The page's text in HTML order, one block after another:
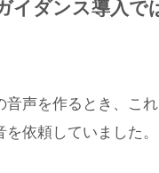
イダンス導入で
音声を作るとき、こ
依頼していました。